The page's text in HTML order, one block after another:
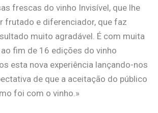
frescas do vinho Invisível, que lhe
frutado e diferenciador, que faz
muito agradável. É com muita
fim de 16 edições do vinho
esta nova experiência lançando-nos
de que a aceitação do público
foi com o vinho.»